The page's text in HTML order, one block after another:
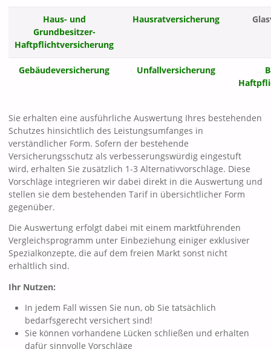
Haus- und
Grundbesitzer-
Haftpflichtversicherung
Hausratversicherung
Gebäudeversicherung Unfallversicherung
Sie erhalten eine ausführliche Auswertung Ihres bestehenden
Schutzes hinsichtlich des Leistungsumfanges in
verständlicher Form. Sofern der bestehende
Versicherungsschutz als verbesserungswürdig eingestuft
wird, erhalten Sie zusätzlich 1-3 Alternativvorschläge. Diese
Vorschläge integrieren wir dabei direkt in die Auswertung und
stellen sie dem bestehenden Tarif in übersichtlicher Form
gegenüber.
Die Auswertung erfolgt dabei mit einem marktführenden
Vergleichsprogramm unter Einbeziehung einiger exklusiver
Spezialkonzepte, die auf dem freien Markt sonst nicht
erhältlich sind.
Ihr Nutzen:
In jedem Fall wissen Sie nun, ob Sie tatsächlich
bedarfsgerecht versichert sind!
Sie können vorhandene Lücken schließen und erhalten
dafür sinnvolle Vorschläge